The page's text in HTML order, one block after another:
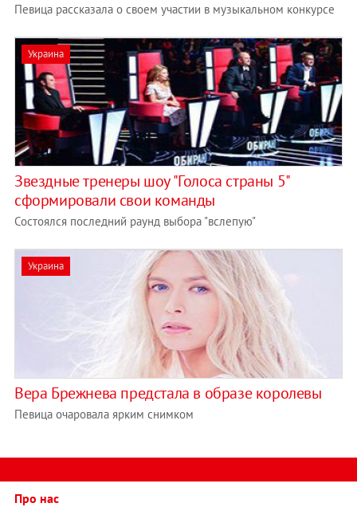
Певица рассказала о своем участии в музыкальном конкурсе
Украина
Звездные тренеры шоу "Голоса страны 5"
сформировали свои команды
Состоялся последний раунд выбора "вслепую"
Украина
Вера Брежнева предстала в образе королевы
Певица очаровала ярким снимком
Про нас